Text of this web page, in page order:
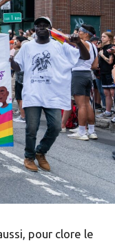
pour clore le